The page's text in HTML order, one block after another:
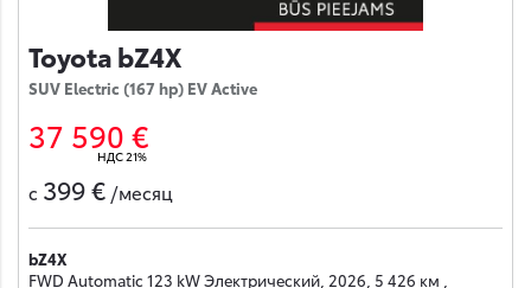
Toyota bZ4X
SUV Electric (167 hp) EV Active
37 590 €
НДС 21%
с 399 € /месяц
bZ4X
FWD Automatic 123 kW Электрический, 2026, 5 426 км ,